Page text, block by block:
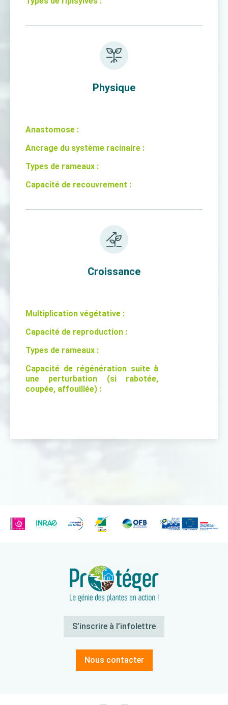
Physique
Anastomose :
Ancrage du système racinaire :
Types de rameaux :
Capacité de recouvrement :
Croissance
Multiplication végétative :
Capacité de reproduction :
Types de rameaux :
Capacité de régénération suite à
une perturbation (si rabotée,
coupée, affouillée) :
S’inscrire à l’infolettre
Nous contacter